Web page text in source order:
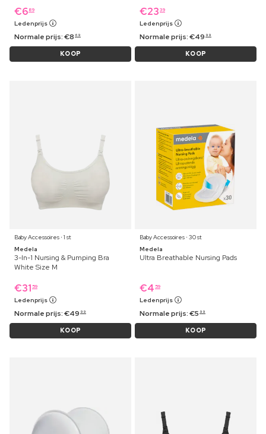
€6 89
Ledenprijs
Normale prijs:€8 69
KOOP
€23 39
Ledenprijs
Normale prijs:€49 99
KOOP
Baby Accessoires ⋅ 1 st
Medela
3-In-1 Nursing & Pumping Bra
White Size M
€31 59
Ledenprijs
Normale prijs:€49 99
KOOP
Baby Accessoires ⋅ 30 st
Medela
Ultra Breathable Nursing Pads
€4 59
Ledenprijs
Normale prijs:€5 99
KOOP